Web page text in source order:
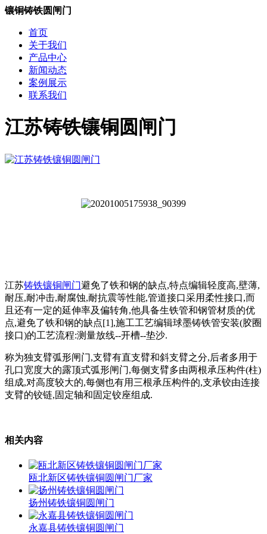
镶铜铸铁圆闸门
首页
关于我们
产品中心
新闻动态
案例展示
联系我们
江苏铸铁镶铜圆闸门
江苏铸铁镶铜闸门避免了铁和钢的缺点,特点编辑轻度高,壁薄,
耐压,耐冲击,耐腐蚀,耐抗震等性能,管道接口采用柔性接口,而
且还有一定的延伸率及偏转角,他具备生铁管和钢管材质的优
点,避免了铁和钢的缺点[1],施工工艺编辑球墨铸铁管安装(胶圈
接口)的工艺流程:测量放线--开槽--垫沙.
称为独支臂弧形闸门,支臂有直支臂和斜支臂之分,后者多用于
孔口宽度大的露顶式弧形闸门,每侧支臂多由两根承压构件(柱)
组成,对高度较大的,每侧也有用三根承压构件的,支承铰由连接
支臂的铰链,固定轴和固定铰座组成.
相关内容
瓯北新区铸铁镶铜圆闸门厂家
扬州铸铁镶铜圆闸门
永嘉县铸铁镶铜圆闸门